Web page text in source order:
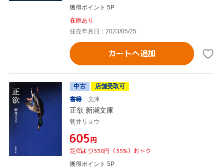
獲得ポイント 5P
在庫あり
発売年月日：2023/05/25
カートへ追加
中古
店舗受取可
書籍
文庫
正欲 新潮文庫
朝井リョウ
¥605円
定価より330円（35%）おトク
獲得ポイント 5P